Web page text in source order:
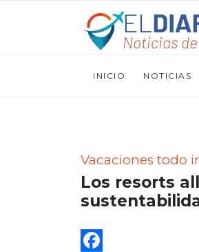
INICIO NOTICIAS
Vacaciones todo
Los resorts